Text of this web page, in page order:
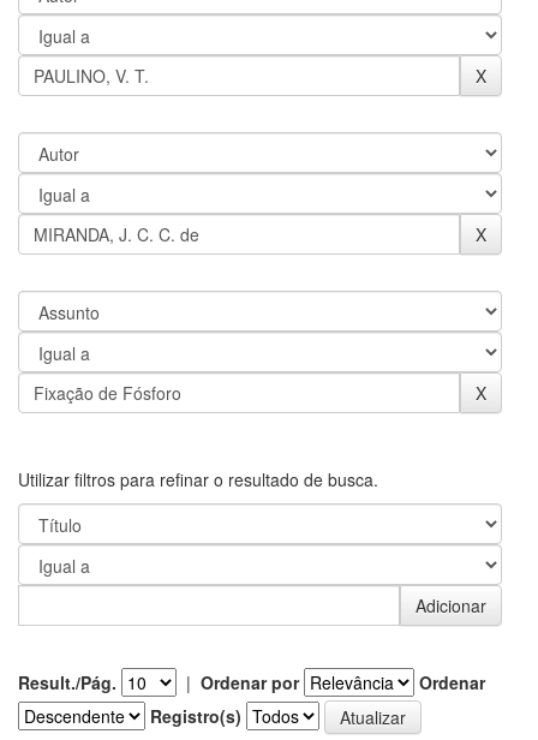
Utilizar filtros para refinar o resultado de busca.
Result./Pág. | Ordenar por
Ordenar
Registro(s)